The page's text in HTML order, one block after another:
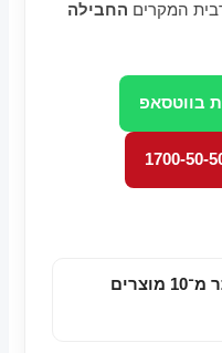
המקרים החבילה
בווטסאפ
מה קורה אם אני צריך יותר מ־10 מוצרים